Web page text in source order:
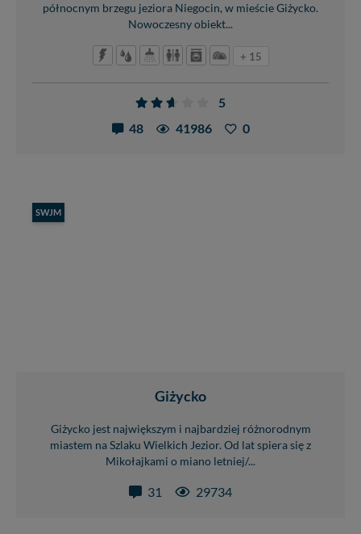
północnym brzegu jeziora Niegocin, w mieście Giżycko.
Nowoczesny obiekt...
+ 15
5
48
41986 0
SWJM
Giżycko
Giżycko jest największym i najbardziej różnorodnym
miastem na Szlaku Wielkich Jezior. Od lat spiera się z
Mikołajkami o miano letniej/...
31 29734